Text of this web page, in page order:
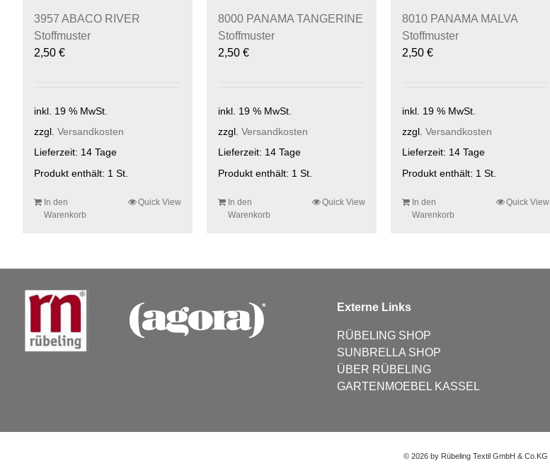
3957 ABACO RIVER
Stoffmuster
2,50 €
inkl. 19 % MwSt.
zzgl. Versandkosten
Lieferzeit: 14 Tage
Produkt enthält: 1 St.
In den
Warenkorb
Quick View
8000 PANAMA TANGERINE
Stoffmuster
2,50 €
inkl. 19 % MwSt.
zzgl. Versandkosten
Lieferzeit: 14 Tage
Produkt enthält: 1 St.
In den
Warenkorb
Quick View
8010 PANAMA MALVA
Stoffmuster
2,50 €
inkl. 19 % MwSt.
zzgl. Versandkosten
Lieferzeit: 14 Tage
Produkt enthält: 1 St.
In den
Warenkorb
Quick View
Externe Links
RÜBELING SHOP
SUNBRELLA SHOP
ÜBER RÜBELING
GARTENMOEBEL KASSEL
© 2026 by Rübeling Textil GmbH & Co.KG